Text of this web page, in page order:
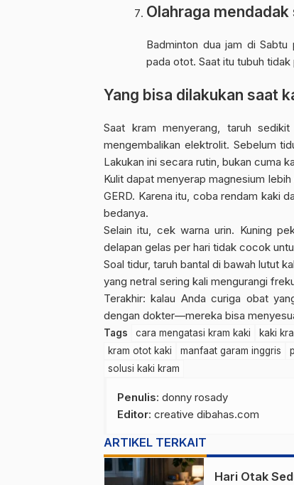
Olahraga
Badminton dua jam di
pada otot. Saat itu tubuh
Yang bisa dilakukan saat
Saat kram menyerang, taruh
mengembalikan elektrolit. Sebelum
Lakukan ini secara rutin, bukan cuma
Kulit dapat menyerap magnesium
GERD. Karena itu, coba rendam kaki
bedanya.
Selain itu, cek warna urin. Kuning
delapan gelas per hari tidak cocok
Soal tidur, taruh bantal di bawah lutut
yang netral sering kali mengurangi
Terakhir: kalau Anda curiga obat
dengan dokter—mereka bisa
Tags cara mengatasi kram kaki kaki
kram otot kaki
manfaat garam inggris
solusi kaki kram
Penulis: donny rosady
Editor: creative dibahas.com
ARTIKEL TERKAIT
Hari Otak